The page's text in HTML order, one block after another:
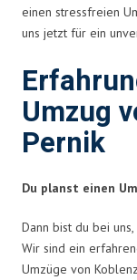
einen stressfreien
uns jetzt für ein
Umzug
Pernik
Du planst einen
Dann bist du bei
Wir sind ein
Umzüge von